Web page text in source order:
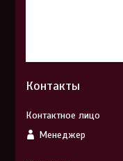
Контакты
Менеджер